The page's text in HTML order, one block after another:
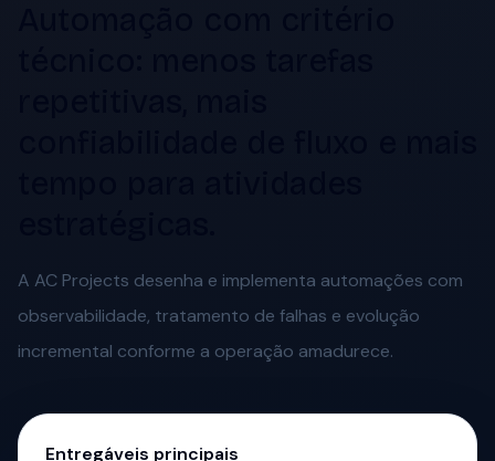
A AC Projects desenha e implementa automações com
observabilidade, tratamento de falhas e evolução
incremental conforme a operação amadurece.
Entregáveis principais